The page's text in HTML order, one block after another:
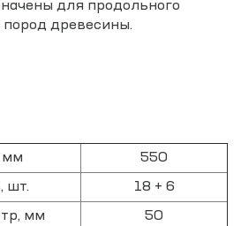
для продольного
пород древесины.
мм 550
шт. 18 + 6
мм 50